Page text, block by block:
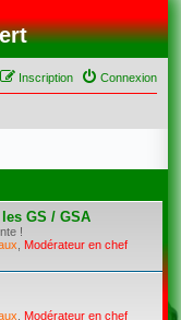
Connexion
Inscription
GS / GSA
!
Modérateur en chef
Modérateur en chef